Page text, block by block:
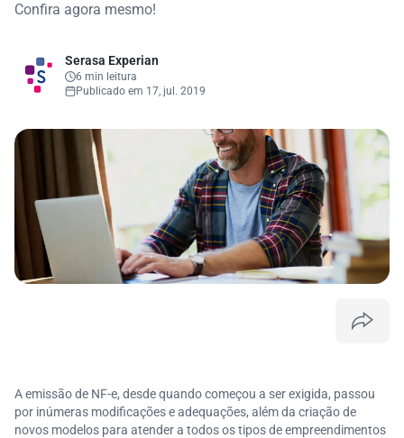
Confira agora mesmo!
Serasa Experian
6 min leitura
Publicado em 17, jul. 2019
A emissão de NF-e, desde quando começou a ser exigida, passou
por inúmeras modificações e adequações, além da criação de
novos modelos para atender a todos os tipos de empreendimentos